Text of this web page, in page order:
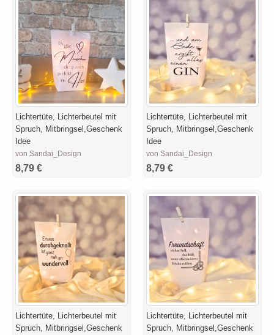
Lichtertüte, Lichterbeutel mit
Spruch, Mitbringsel,Geschenk
Idee
von Sandai_Design
8,79 €
Lichtertüte, Lichterbeutel mit
Spruch, Mitbringsel,Geschenk
Idee
von Sandai_Design
8,79 €
Lichtertüte, Lichterbeutel mit
Spruch, Mitbringsel,Geschenk
Lichtertüte, Lichterbeutel mit
Spruch, Mitbringsel,Geschenk